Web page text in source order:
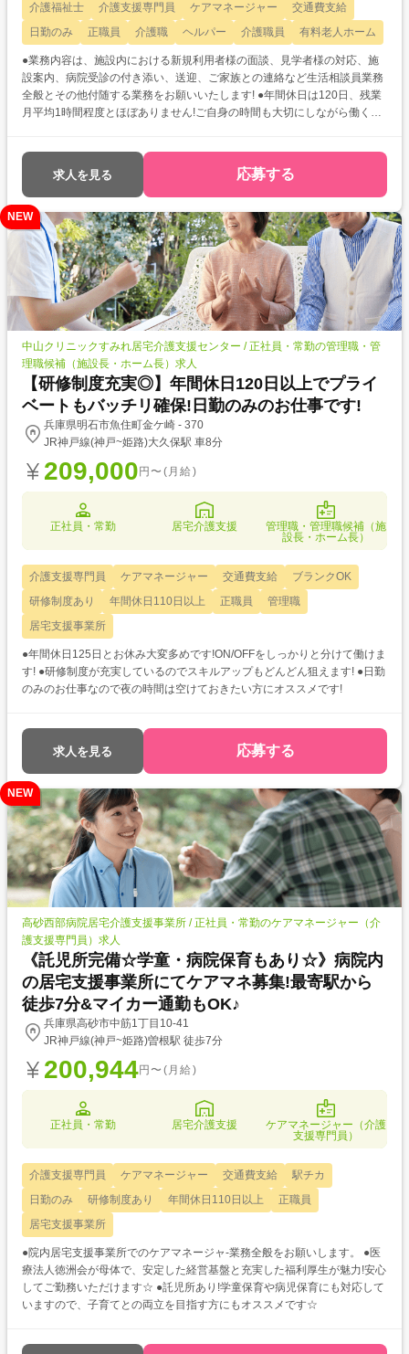
介護福祉士 介護支援専門員 ケアマネージャー
交通費支給
日勤のみ
正職員 介護職 ヘルパー 介護職員 有料老人ホーム
●業務内容は、施設内における新規利用者様の面談、見学者様の対応、施
設案内、病院受診の付き添い、送迎、ご家族との連絡など生活相談員業務
全般とその他付随する業務をお願いいたします! ●年間休日は120日、残業
月平均1時間程度とほぼありません!ご自身の時間も大切にしながら働くこ
求人を見る 応募する
NEW
中山クリニックすみれ居宅介護支援センター / 正社員・常勤の管理職・管
理職候補（施設長・ホーム長）求人
【研修制度充実◎】年間休日120日以上でプライ
ベートもバッチリ確保!日勤のみのお仕事です!
兵庫県明石市魚住町金ケ崎 - 370
JR神戸線(神戸~姫路)大久保駅 車8分
209,000 円〜(月給)
正社員・常勤 居宅介護支援
管理職・管理職候補（施
設長・ホーム長）
介護支援専門員 ケアマネージャー 交通費支給
ブランクOK
研修制度あり
年間休日110日以上 正職員
管理職
居宅支援事業所
●年間休日125日とお休み大変多めです!ON/OFFをしっかりと分けて働けま
す! ●研修制度が充実しているのでスキルアップもどんどん狙えます! ●日勤
のみのお仕事なので夜の時間は空けておきたい方にオススメです!
求人を見る 応募する
NEW
高砂西部病院居宅介護支援事業所 / 正社員・常勤のケアマネージャー（介
護支援専門員）求人
《託児所完備☆学童・病院保育もあり☆》病院内
の居宅支援事業所にてケアマネ募集!最寄駅から
徒歩7分&マイカー通勤もOK♪
兵庫県高砂市中筋1丁目10-41
JR神戸線(神戸~姫路)曽根駅 徒歩7分
200,944円〜(月給)
正社員・常勤 居宅介護支援
ケアマネージャー（介護
支援専門員）
介護支援専門員 ケアマネージャー 交通費支給
駅チカ
日勤のみ
研修制度あり 年間休日110日以上
正職員
居宅支援事業所
●院内居宅支援事業所でのケアマネージャ-業務全般をお願いします。 ●医
療法人徳洲会が母体で、安定した経営基盤と充実した福利厚生が魅力!安心
してご勤務いただけます☆ ●託児所あり!学童保育や病児保育にも対応して
いますので、子育てとの両立を目指す方にもオススメです☆